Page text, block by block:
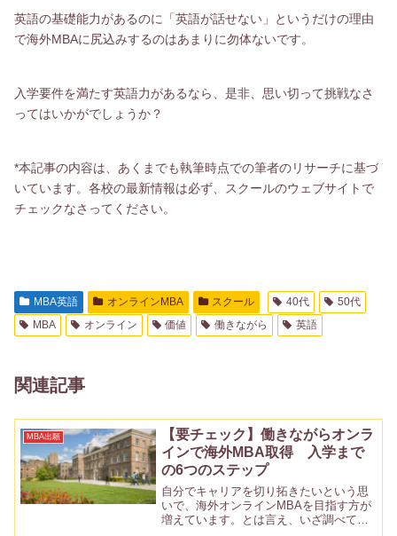
英語の基礎能力があるのに「英語が話せない」というだけの理由
で海外MBAに尻込みするのはあまりに勿体ないです。
入学要件を満たす英語力があるなら、是非、思い切って挑戦なさ
ってはいかがでしょうか？
*本記事の内容は、あくまでも執筆時点での筆者のリサーチに基づ
いています。各校の最新情報は必ず、スクールのウェブサイトで
チェックなさってください。
MBA英語 オンラインMBA スクール 40代
50代
MBA
オンライン 価値 働きながら 英語
関連記事
MBA出願
【要チェック】働きながらオンラ
インで海外MBA取得 入学まで
の6つのステップ
自分でキャリアを切り拓きたいという思
いで、海外オンラインMBAを目指す方が
増えています。とは言え、いざ調べてみ